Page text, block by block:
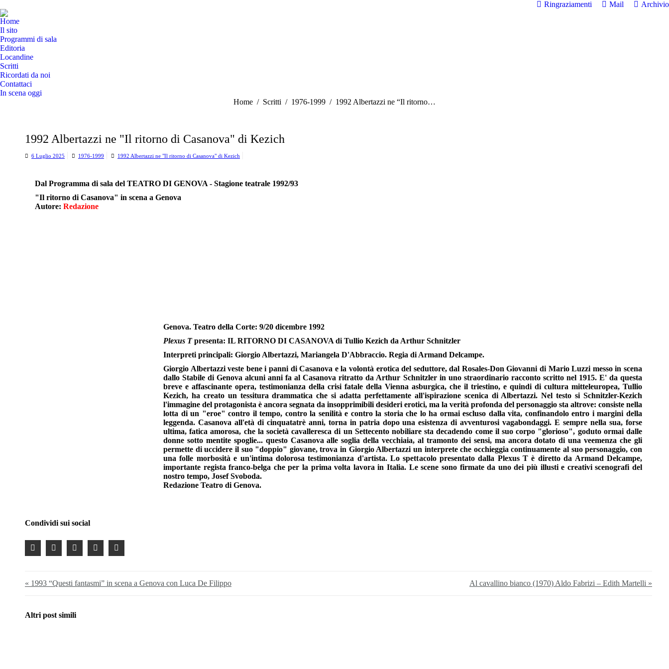
Ringraziamenti Mail
Archivio
Home
Il sito
Programmi di sala
Editoria
Locandine
Scritti
Ricordati da noi
Contattaci
In scena oggi
Tu sei qui:
Home Scritti 1976-1999 1992 Albertazzi ne “Il ritorno…
1992 Albertazzi ne "Il ritorno di Casanova" di Kezich
6 Luglio 2025 1976-1999 1992 Albertazzi ne "Il ritorno di Casanova" di Kezich
Dal Programma di sala del TEATRO DI GENOVA - Stagione teatrale 1992/93
"Il ritorno di Casanova" in scena a Genova
Autore: Redazione
Genova. Teatro della Corte: 9/20 dicembre 1992
Plexus Tpresenta: IL RITORNO DI CASANOVA di Tullio Kezich da Arthur Schnitzler
Interpreti principali: Giorgio Albertazzi, Mariangela D'Abbraccio. Regia di Armand Delcampe.
Giorgio Albertazzi veste bene i panni di Casanova e la volontà erotica del seduttore, dal Rosales-Don Giovanni di Mario Luzzi messo in scena
dallo Stabile di Genova alcuni anni fa al Casanova ritratto da Arthur Schnitzler in uno straordinario racconto scritto nel 1915. E' da questa
breve e affascinante opera, testimonianza della crisi fatale della Vienna asburgica, che il triestino, e quindi di cultura mitteleuropea, Tullio
Kezich, ha creato un tessitura drammatica che si adatta perfettamente all'ispirazione scenica di Albertazzi. Nel testo si Schnitzler-Kezich
l'immagine del protagonista è ancora segnata da insopprimibili desideri erotici, ma la verità profonda del personaggio sta altrove: consiste nella
lotta di un "eroe" contro il tempo, contro la senilità e contro la storia che lo ha ormai escluso dalla vita, confinandolo entro i margini della
leggenda. Casanova all'età di cinquatatrè anni, torna in patria dopo una esistenza di avventurosi vagabondaggi. E sempre nella sua, forse
ultima, fatica amorosa, che la società cavalleresca di un Settecento nobiliare sta decadendo come il suo corpo "glorioso", goduto ormai dalle
donne sotto mentite spoglie... questo Casanova alle soglia della vecchiaia, al tramonto dei sensi, ma ancora dotato di una veemenza che gli
permette di uccidere il suo "doppio" giovane, trova in Giorgio Albertazzi un interprete che occhieggia continuamente al suo personaggio, con
una folle morbosità e un'intima dolorosa testimonianza d'artista. Lo spettacolo presentato dalla Plexus T è diretto da Armand Delcampe,
importante regista franco-belga che per la prima volta lavora in Italia. Le scene sono firmate da uno dei più illusti e creativi scenografi del
nostro tempo, Josef Svoboda.
Redazione Teatro di Genova.
Condividi sui social
« 1993 “Questi fantasmi” in scena a Genova con Luca De Filippo Al cavallino bianco (1970) Aldo Fabrizi – Edith Martelli »
Altri post simili